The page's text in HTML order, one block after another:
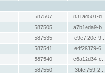
587507 831ad501-d...
587505 a7b1eda9-b...
587535 e9e7f20c-9...
587541 e4f29379-6...
587540 c6a12d34-c...
587550 3bfcf759-2...